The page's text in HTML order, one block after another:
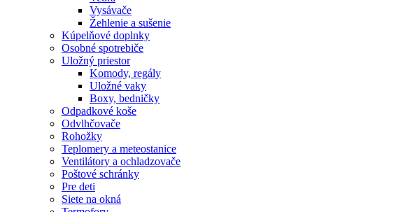
Vysávače
Žehlenie a sušenie
Kúpelňové doplnky
Osobné spotrebiče
Uložný priestor
Komody, regály
Uložné vaky
Boxy, bedničky
Odpadkové koše
Odvlhčovače
Rohožky
Teplomery a meteostanice
Ventilátory a ochladzovače
Poštové schránky
Pre deti
Siete na okná